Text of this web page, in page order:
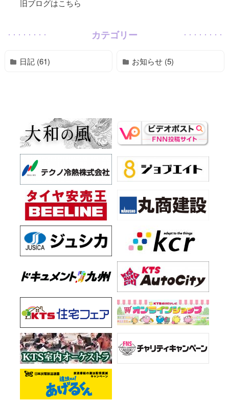
旧ブログはこちら
カテゴリー
日記 (61) お知らせ (5)